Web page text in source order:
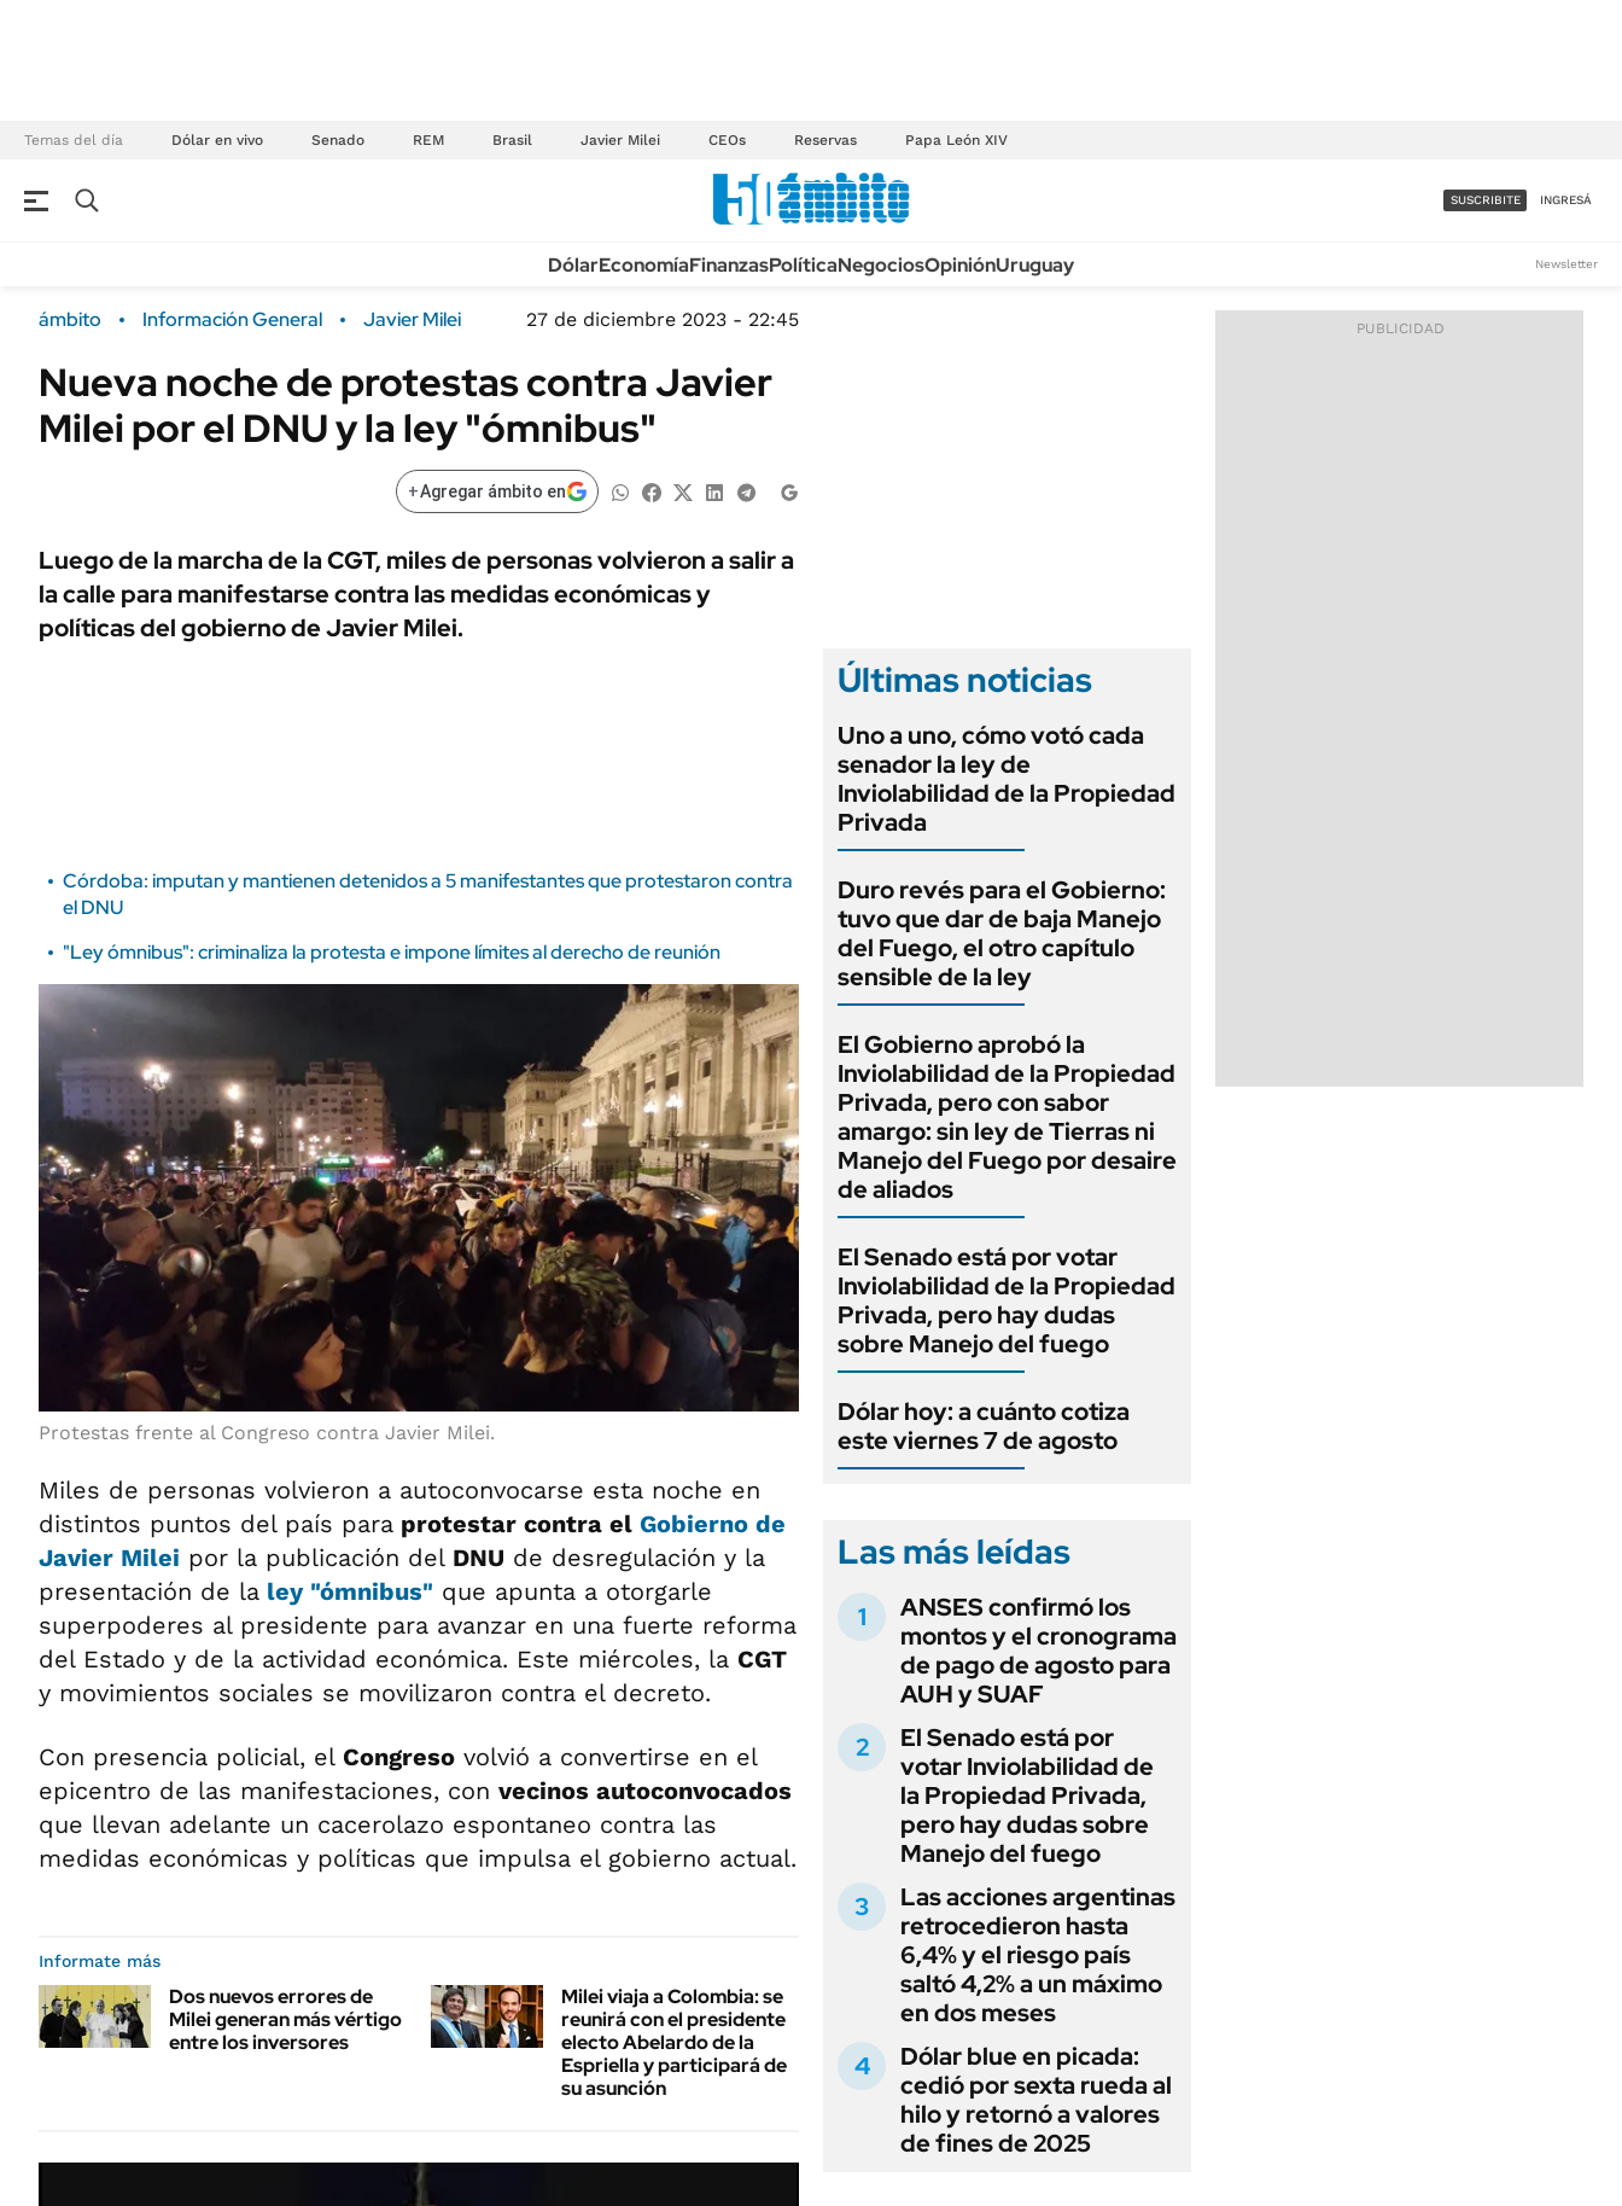
Temas del día Dólar en vivo Senado REM Brasil Javier Milei CEOs Reservas Papa León XIV
Campo
FINANZAS
ÁMBITO DEBATE
MEDIAKIT AMBITO DEBATE
Sustentabilidad
Seguros
ENERGY REPORT
POLÍTICA
Municipios
URUGUAY
TECNOLOGÍA
MÉXICO
MUNDO
INFORMACIÓN GENERAL
LIFESTYLE
AUTOS
ACCESO FULL - $1.800/MES
SUSCRIBITE INGRESÁ
DólarEconomíaFinanzasPolíticaNegociosOpiniónUruguay Newsletter
ámbito Información General Javier Milei 27 de diciembre 2023 - 22:45
Nueva noche de protestas contra Javier
Milei por el DNU y la ley "ómnibus"
+Agregar ámbito en
Luego de la marcha de la CGT, miles de personas volvieron a salir a
la calle para manifestarse contra las medidas económicas y
políticas del gobierno de Javier Milei.
Córdoba: imputan y mantienen detenidos a 5 manifestantes que protestaron contra
el DNU
"Ley ómnibus": criminaliza la protesta e impone límites al derecho de reunión
Protestas frente al Congreso contra Javier Milei.
Miles de personas volvieron a autoconvocarse esta noche en
distintos puntos del país para protestar contra el Gobierno de
Javier Milei por la publicación del DNU de desregulación y la
presentación de la ley "ómnibus" que apunta a otorgarle
superpoderes al presidente para avanzar en una fuerte reforma
del Estado y de la actividad económica. Este miércoles, la CGT
y movimientos sociales se movilizaron contra el decreto.
Con presencia policial, el Congreso volvió a convertirse en el
epicentro de las manifestaciones, con vecinos autoconvocados
que llevan adelante un cacerolazo espontaneo contra las
medidas económicas y políticas que impulsa el gobierno actual.
Informate más
Dos nuevos errores de
Milei generan más vértigo
entre los inversores
Milei viaja a Colombia: se
reunirá con el presidente
electo Abelardo de la
Espriella y participará de
su asunción
Últimas noticias
Uno a uno, cómo votó cada
senador la ley de
Inviolabilidad de la Propiedad
Privada
Duro revés para el Gobierno:
tuvo que dar de baja Manejo
del Fuego, el otro capítulo
sensible de la ley
El Gobierno aprobó la
Inviolabilidad de la Propiedad
Privada, pero con sabor
amargo: sin ley de Tierras ni
Manejo del Fuego por desaire
de aliados
El Senado está por votar
Inviolabilidad de la Propiedad
Privada, pero hay dudas
sobre Manejo del fuego
Dólar hoy: a cuánto cotiza
este viernes 7 de agosto
Las más leídas
ANSES confirmó los
montos y el cronograma
de pago de agosto para
AUH y SUAF
El Senado está por
votar Inviolabilidad de
la Propiedad Privada,
pero hay dudas sobre
Manejo del fuego
Las acciones argentinas
retrocedieron hasta
6,4% y el riesgo país
saltó 4,2% a un máximo
en dos meses
Dólar blue en picada:
cedió por sexta rueda al
hilo y retornó a valores
de fines de 2025